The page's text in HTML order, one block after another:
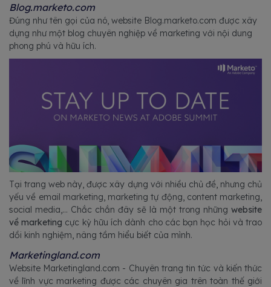
Blog.marketo.com
Đúng như tên gọi của nó, website Blog.marketo.com được xây
dựng như một blog chuyên nghiệp về marketing với nội dung
phong phú và hữu ích.
Tại trang web này, được xây dựng với nhiều chủ đề, nhưng chủ
yếu về email marketing, marketing tự động, content marketing,
social media,... Chắc chắn đây sẽ là một trong những website
về marketing cực kỳ hữu ích dành cho các bạn học hỏi và trao
dồi kinh nghiệm, nâng tầm hiểu biết của mình.
Marketingland.com
Website Marketingland.com - Chuyên trang tin tức và kiến thức
về lĩnh vực marketing được các chuyên gia trên toàn thế giới